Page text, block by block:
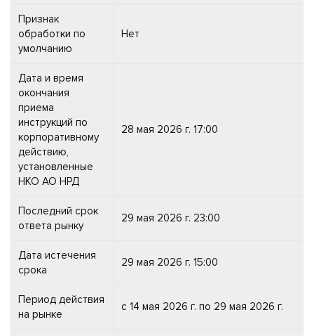
Признак
обработки по
умолчанию
Нет
Дата и время
окончания
приема
инструкций по
корпоративному
действию,
установленные
НКО АО НРД
28 мая 2026 г. 17:00
Последний срок
ответа рынку
29 мая 2026 г. 23:00
Дата истечения
срока
29 мая 2026 г. 15:00
Период действия
на рынке
с 14 мая 2026 г. по 29 мая 2026 г.